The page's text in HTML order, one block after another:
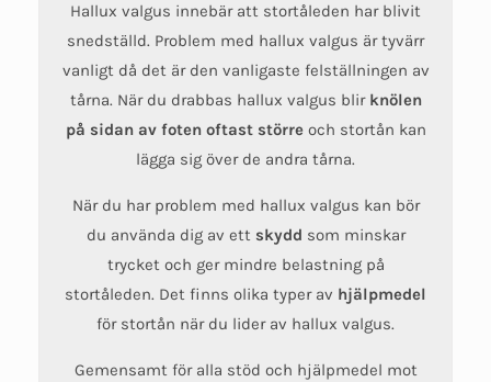
Hallux valgus innebär att stortåleden har blivit
snedställd. Problem med hallux valgus är tyvärr
vanligt då det är den vanligaste felställningen av
tårna. När du drabbas hallux valgus blir knölen
på sidan av foten oftast störreoch stortån kan
lägga sig över de andra tårna.
När du har problem med hallux valgus kan bör
du använda dig av ett skydd som minskar
trycket och ger mindre belastning på
stortåleden. Det finns olika typer av hjälpmedel
för stortån när du lider av hallux valgus.
Gemensamt för alla stöd och hjälpmedel mot